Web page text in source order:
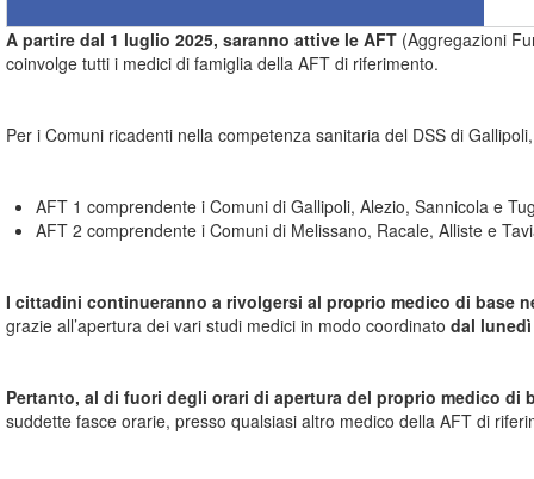
A partire dal 1 luglio 2025, saranno attive le AFT (Aggregazioni
coinvolge tutti i medici di famiglia della AFT di riferimento.
Per i Comuni ricadenti nella competenza sanitaria del DSS di
AFT 1 comprendente i Comuni di Gallipoli, Alezio, Sannicola e
AFT 2 comprendente i Comuni di Melissano, Racale, Alliste e
I cittadini continueranno a rivolgersi al proprio medico di base
grazie all’apertura dei vari studi medici in modo coordinato dal lunedì
Pertanto, al di fuori degli orari di apertura del proprio medico di
suddette fasce orarie, presso qualsiasi altro medico della AFT di